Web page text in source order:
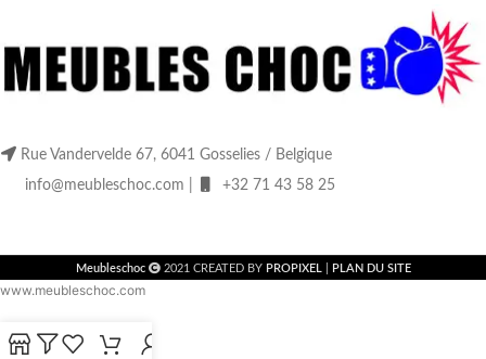
Rue Vandervelde 67, 6041 Gosselies / Belgique
info@meubleschoc.com |
+32 71 43 58 25
Meubleschoc 2021 CREATED BY PROPIXEL| PLAN DU SITE
www.meubleschoc.com